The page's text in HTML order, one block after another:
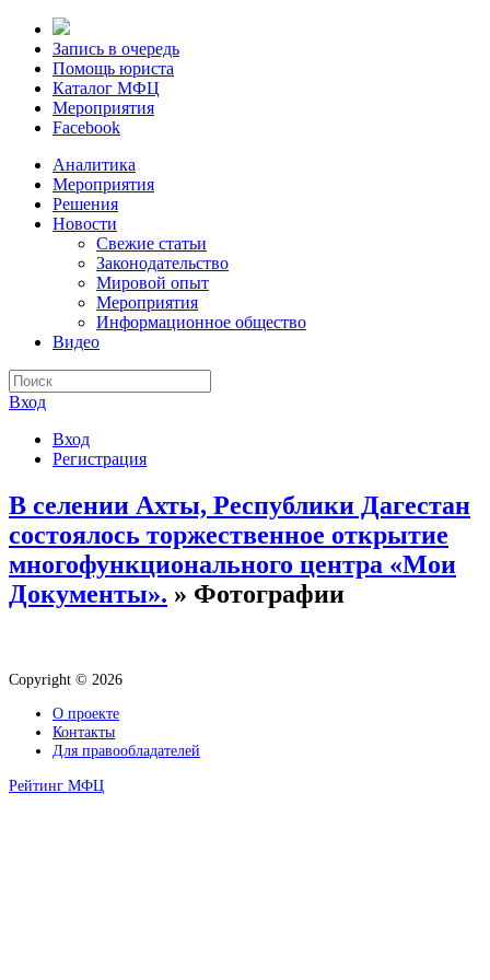
Запись в очередь
Помощь юриста
Каталог МФЦ
Мероприятия
Facebook
Аналитика
Мероприятия
Решения
Новости
Свежие статьи
Законодательство
Мировой опыт
Мероприятия
Информационное общество
Видео
Вход
Вход
Регистрация
В селении Ахты, Республики Дагестан
состоялось торжественное открытие
многофункционального центра «Мои
Документы». » Фотографии
Copyright © 2026
О проекте
Контакты
Для правообладателей
Рейтинг МФЦ